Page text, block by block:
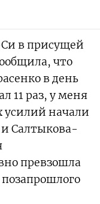
в присущей
что
в день
11 раз, у меня
усилий начали
Салтыкова-
превзошла